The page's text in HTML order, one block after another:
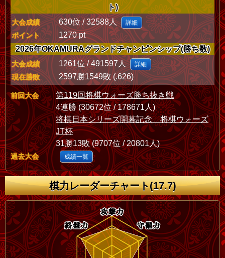
ト)
大会成績 630位 / 32588人 詳細
ポイント
1270 pt
2026年OKAMURAグランドチャンピンシップ(勝ち数)
大会成績 1261位 / 491597人 詳細
現在勝敗 2597勝1549敗 (.626)
前回大会
第119回将棋ウォーズ勝ち抜き戦
4連勝 (30672位 / 178671人)
将棋日本シリーズ開幕記念 将棋ウォーズ
JT杯
31勝13敗 (9707位 / 20801人)
過去大会 成績一覧
棋力レーダーチャート(17.7)